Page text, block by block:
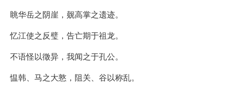
眺华岳之阴崖，觌高掌之遗迹。
忆江使之反璧，告亡期于祖龙。
不语怪以徵异，我闻之于孔公。
愠韩、马之大憝，阻关、谷以称乱。